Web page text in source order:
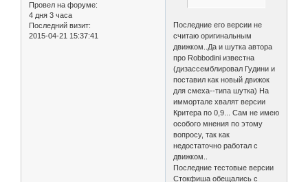
Провел на форуме:
4 дня 3 часа
Последний визит:
2015-04-21 15:37:41
Последние его версии не
считаю оригинальным
движком..Да и шутка автора
про Robbodini известна
(дизассемблировал Гудини и
поставил как новый движок
для смеха--типа шутка) На
иммортале хвалят версии
Критера по 0,9... Сам не имею
особого мнения по этому
вопросу, так как
недостаточно работал с
движком..
Последние тестовые версии
Стокфиша обещались с